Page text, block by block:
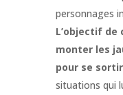
personnages
L’objectif de
monter les
pour se
situations qui